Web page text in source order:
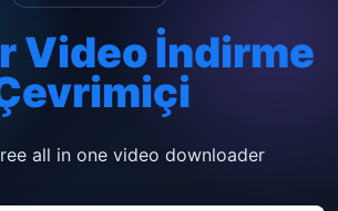
Video İndirme
all in one video downloader